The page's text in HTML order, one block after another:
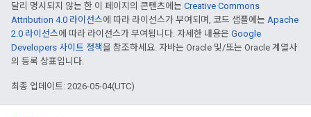
달리 명시되지 않는 한 이 페이지의 콘텐츠에는 Creative Commons
Attribution 4.0 라이선스에 따라 라이선스가 부여되며, 코드 샘플에는 Apache
2.0 라이선스에 따라 라이선스가 부여됩니다. 자세한 내용은 Google
Developers 사이트 정책을 참조하세요. 자바는 Oracle 및/또는 Oracle 계열사
의 등록 상표입니다.
최종 업데이트: 2026-05-04(UTC)